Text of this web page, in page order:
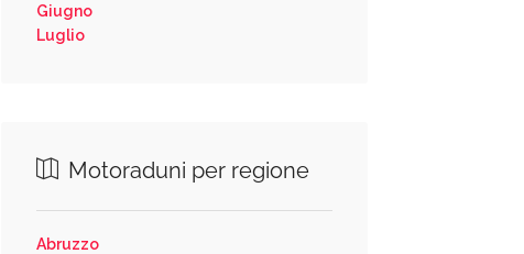
Giugno
Luglio
Motoraduni per regione
Abruzzo